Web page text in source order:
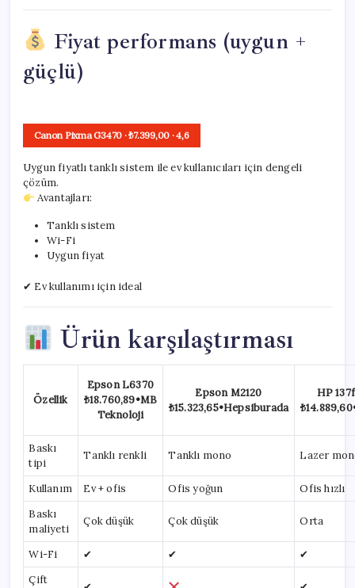
Fiyat performans (uygun +
güçlü)
Canon Pixma G3470 · ₺7.399,00 ·4,6
Uygun fiyatlı tanklı sistem ile ev kullanıcıları için dengeli
çözüm.
Avantajları:
Tanklı sistem
Wi-Fi
Uygun fiyat
✔ Ev kullanımı için ideal
Ürün karşılaştırması
Özellik
Epson L6370
₺18.760,89•MB
Teknoloji
Epson M2120
₺15.323,65•Hepsiburada
HP
₺14.889,60
Baskı
tipi
Tanklı renkli Tanklı mono Lazer
Kullanım Ev + ofis Ofis yoğun
Ofis hızlı
Baskı
maliyeti
Çok düşük Çok düşük Orta
Wi-Fi ✔ ✔
✔
Çift